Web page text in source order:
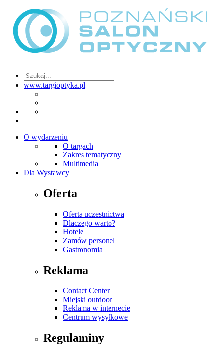
www.targioptyka.pl
O wydarzeniu
O targach
Zakres tematyczny
Multimedia
Dla Wystawcy
Oferta
Oferta uczestnictwa
Dlaczego warto?
Hotele
Zamów personel
Gastronomia
Reklama
Contact Center
Miejski outdoor
Reklama w internecie
Centrum wysyłkowe
Regulaminy